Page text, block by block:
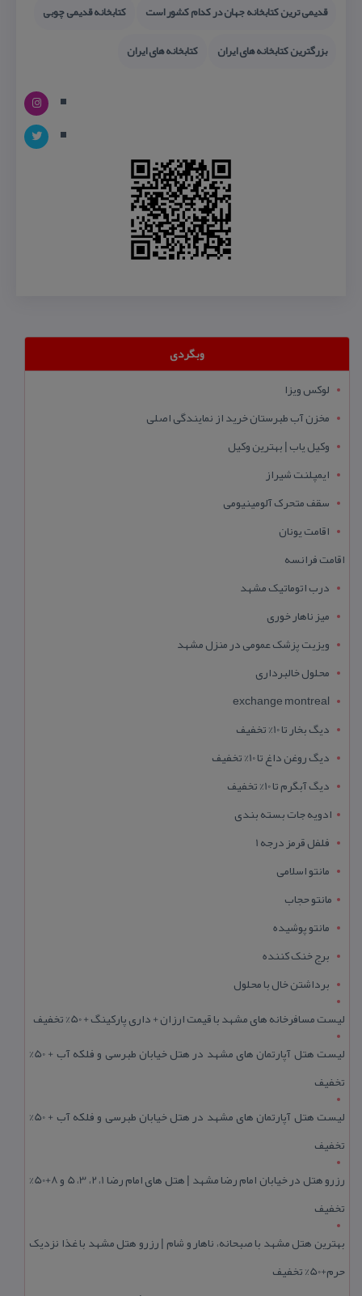
قدیمی ترین كتابخانه جهان در كدام كشور است
كتابخانه قدیمی چوبی
بزرگترین كتابخانه های ایران
كتابخانه های ایران
وبگردی
لوکس ویزا
مخزن آب طبرستان خرید از نمایندگی اصلی
وکیل یاب | بهترین وکیل
ایمپلنت شیراز
سقف متحرک آلومینیومی
اقامت یونان
اقامت فرانسه
درب اتوماتیک مشهد
میز ناهار خوری
ویزیت پزشک عمومی در منزل مشهد
محلول خالبرداری
exchange montreal
دیگ بخار تا 10% تخفیف
دیگ روغن داغ تا 10% تخفیف
دیگ آبگرم تا 10% تخفیف
ادویه جات بسته بندی
فلفل قرمز درجه 1
مانتو اسلامی
مانتو حجاب
مانتو پوشیده
برج خنک کننده
برداشتن خال با محلول
لیست مسافرخانه های مشهد با قیمت ارزان + داری پارکینگ + 50% تخفیف
لیست هتل آپارتمان های مشهد در هتل خیابان طبرسی و فلکه آب + 50%
تخفیف
لیست هتل آپارتمان های مشهد در هتل خیابان طبرسی و فلکه آب + 50%
تخفیف
رزرو هتل در خیابان امام رضا مشهد | هتل‌ های امام رضا 1، 2، 3، 5 و 8+50%
تخفیف
بهترین هتل مشهد با صبحانه، ناهار و شام | رزرو هتل مشهد با غذا نزدیک
حرم+50% تخفیف